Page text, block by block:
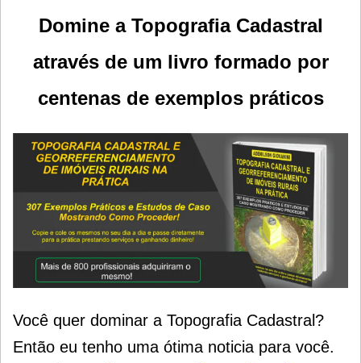
Domine a Topografia Cadastral
através de um livro formado por
centenas de exemplos práticos
Você quer dominar a Topografia Cadastral?
Então eu tenho uma ótima noticia para você.